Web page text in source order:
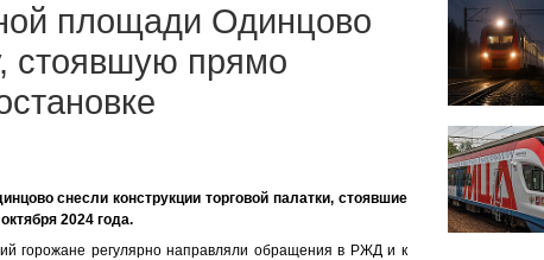
площади Одинцово
стоявшую прямо
снесли конструкции торговой палатки, стоявшие
2024 года.
горожане регулярно направляли обращения в РЖД и к